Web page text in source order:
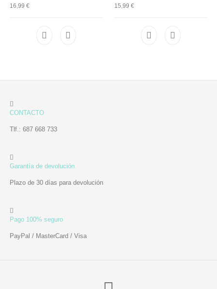
16,99€
15,99 €
CONTACTO
Tlf.: 687 668 733
Garantía de devolución
Plazo de 30 días para devolución
Pago 100% seguro
PayPal / MasterCard / Visa